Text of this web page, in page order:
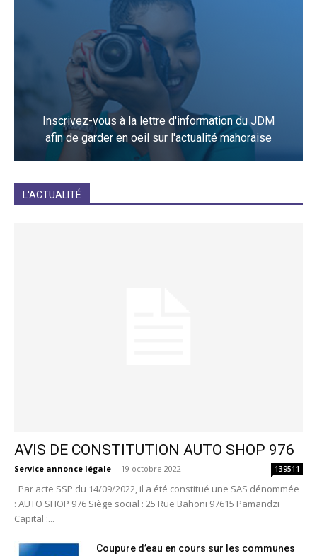
Inscrivez-vous à la lettre d'information du JDM
afin de garder en oeil sur l'actualité mahoraise
L'ACTUALITÉ
AVIS DE CONSTITUTION AUTO SHOP 976
Service annonce légale - 19 octobre 2022 139511
Par acte SSP du 14/09/2022, il a été constitué une SAS dénommée
: AUTO SHOP 976 Siège social : 25 Rue Bahoni 97615 Pamandzi
Capital :...
Coupure d’eau en cours sur les communes